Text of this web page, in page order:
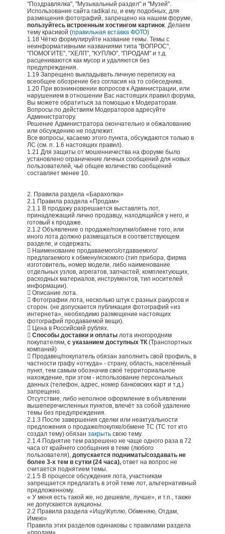
"Поздравлялка", "Музыкальный раздел" и "Музей".
Использование сайта rаdikаl.ru, и ему подобных, для
размещения фотографий, запрещено на нашем форуме,
пользуйтесь встроенным хостингом картинок. Делаем
тему красивой (правильная вставка ФОТО)
1.18 Чётко формулируйте название темы. Темы с
неинформативными названиями типа "ВОПРОС",
"ПОМОГИТЕ", "ХЕЛП", "КУПЛЮ", "ПРОДАМ" и т.д.
расцениваются как мусор и удаляются без
предупреждения.
1.19 Запрещено выкладывать личную переписку на
всеобщее обозрение без согласия на то собеседника.
1.20 При возникновении вопросов к Администрации, или
нарушением в отношении Вас настоящих правил форума,
Вы можете обратиться за помощью к Модераторам.
Вопросы по действиям Модераторов адресуйте
Администратору.
Решение Администратора окончательно и обжалованию
или обсуждению не подлежит.
Все вопросы, касаемо этого пункта, обсуждаются только в
ЛС (см. п. 1.6 настоящих правил).
1.21 Для защиты от мошенничества на форуме было
установлено ограничение личных сообщений для новых
пользователей, чьё общее количество сообщений
составляет менее 10.
2. Правила раздела «Барахолка»
2.1 Правила раздела «Продам»
2.1.1 В продажу разрешается выставлять лот,
принадлежащий лично продавцу, находящийся у него, и
готовый к продаже.
2.1.2 Объявление о продаже/покупки/обмене того, или
иного лота должно размещаться в соответствующем
разделе, и содержать:
 Наименование продаваемого/отдаваемого/
предлагаемого к обмену/искомого (тип прибора, фирма
изготовитель, номер модели, либо наименование
отдельных узлов, агрегатов, запчастей, комплектующих,
расходных материалов, инструментов, тип носителей
информации).
 Описание лота.
 Фотографии лота, несколько штук с разных ракурсов и
сторон. (не допускается публикация фотографий «из
интернета», необходимо размещение настоящих
фотографий продаваемой вещи).
 Цена в Российский рублях.
 Способы доставки и оплаты лота иногородним
покупателям, с указанием доступных ТК (Транспортных
компаний)
 Продавец/покупатель обязан заполнить свой профиль, в
частности графу «откуда» - страну, область, населённый
пункт, тем самым обозначив своё территориальное
нахождение, при этом - использование персональных
данных (телефон, адрес, номер банковских карт и т.д.)
запрещено.
Отсутствие, либо неполное оформление в объявлении
вышеперечисленных пунктов, влечёт за собой удаление
темы без предупреждения.
2.1.3 После завершения сделки или неактуальности
предложения о продаже/покупке/обмене ТС (ТС тот кто
создал тему) обязан закрыть свою тему.
2.1.4 Поднятие тем разрешено не чаще одного раза в 72
часа от крайнего сообщения в теме (любого
пользователя), допускается поднимать/создавать не
более 3-х тем в сутки (24 часа), ответ на вопрос не
считается поднятием темы.
2.1.5 В процессе обсуждения лота, участникам
запрещается предлагать в этой теме лот, альтернативный
предложенному.
« У меня есть такой же, но дешевле, лучше», и т.п., также
не допускаются аукционы.
2.2 Правила раздела «Ищу\Куплю, Обменяю, Отдам,
Имею»
Правила этих разделов одинаковы с правилами раздела
«продам».